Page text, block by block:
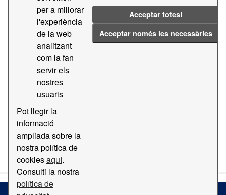
per a millorar
l'experiència
de la web
analitzant
com la fan
servir els
nostres
usuaris
Pot llegir la
informació
ampliada sobre la
nostra política de
cookiesaquí.
Consulti la nostra
política de
Acceptar totes!
Acceptar només les necessàries
Contractació
Contractes
2022
Filtrar resultats
Transparencia - Contractes majors
Dades de transparencia - Contractes majors
(vegeuDocumentació de la API